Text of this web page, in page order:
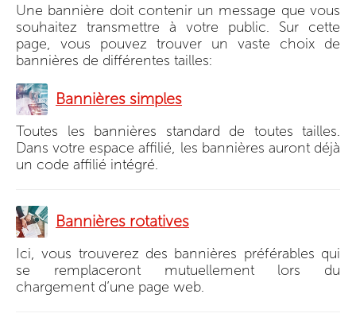
Une bannière doit contenir un message que vous
souhaitez transmettre à votre public. Sur cette
page, vous pouvez trouver un vaste choix de
bannières de différentes tailles:
Bannières simples
Toutes les bannières standard de toutes tailles.
Dans votre espace affilié, les bannières auront déjà
un code affilié intégré.
Bannières rotatives
Ici, vous trouverez des bannières préférables qui
se remplaceront mutuellement lors du
chargement d’une page web.